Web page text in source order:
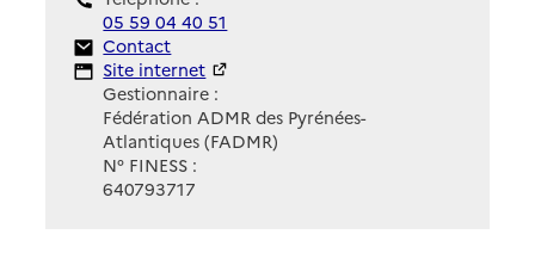
05 59 04 40 51
Contact
Contact
Site Internet
Site internet
Gestionnaire :
Fédération ADMR des Pyrénées-
Atlantiques (FADMR)
N° FINESS :
640793717